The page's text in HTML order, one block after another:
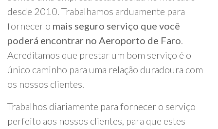
desde 2010. Trabalhamos arduamente para
fornecer o mais seguro serviço que você
poderá encontrar no Aeroporto de Faro.
Acreditamos que prestar um bom serviço é o
único caminho para uma relação duradoura com
os nossos clientes.
Trabalhos diariamente para fornecer o serviço
perfeito aos nossos clientes, para que estes